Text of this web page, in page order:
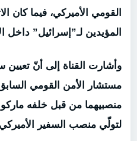
القومي الأميركي، فيما كان
المؤيدين لـ”إسرائيل” داخل
وأشارت القناة إلى أنّ
مستشار الأمن القومي السابق
منصبيهما من قبل خلفه ماركو
لتولّي منصب السفير